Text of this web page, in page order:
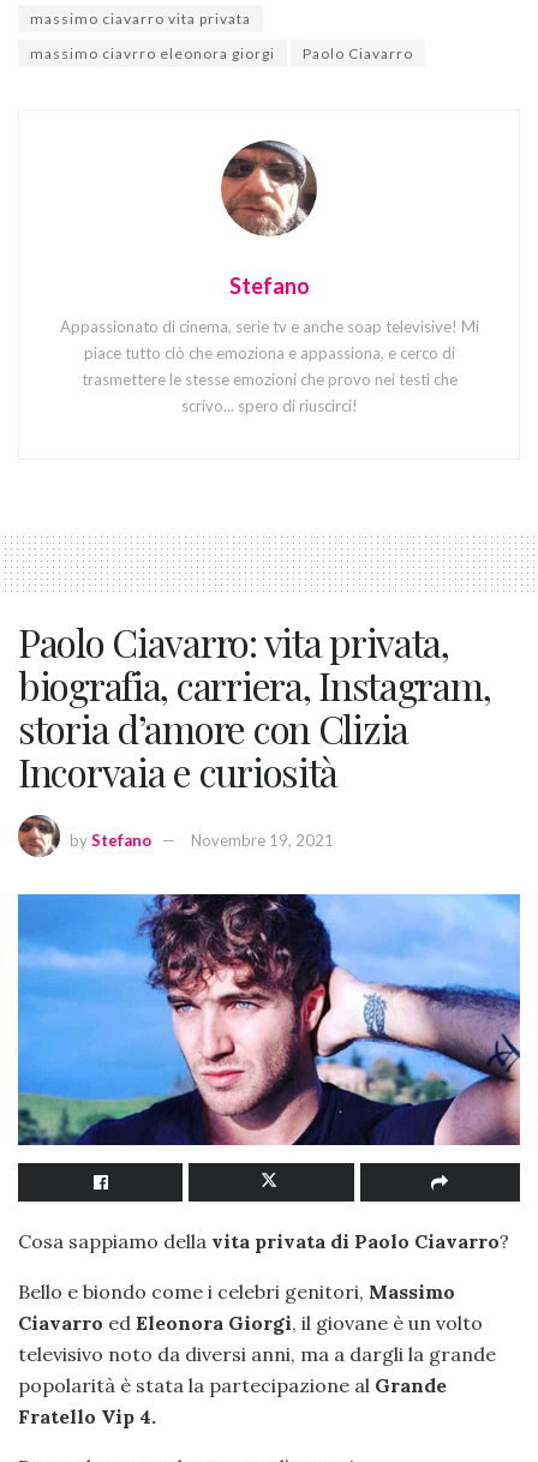
massimo ciavarro vita privata
massimo ciavrro eleonora giorgi
Paolo Ciavarro
Stefano
Appassionato di cinema, serie tv e anche soap televisive! Mi
piace tutto ciò che emoziona e appassiona, e cerco di
trasmettere le stesse emozioni che provo nei testi che
scrivo... spero di riuscirci!
Paolo Ciavarro: vita privata,
biografia, carriera, Instagram,
storia d’amore con Clizia
Incorvaia e curiosità
byStefano Novembre 19, 2021
Cosa sappiamo della vita privata di Paolo Ciavarro?
Bello e biondo come i celebri genitori, Massimo
Ciavarro ed Eleonora Giorgi, il giovane è un volto
televisivo noto da diversi anni, ma a dargli la grande
popolarità è stata la partecipazione al Grande
Fratello Vip 4.